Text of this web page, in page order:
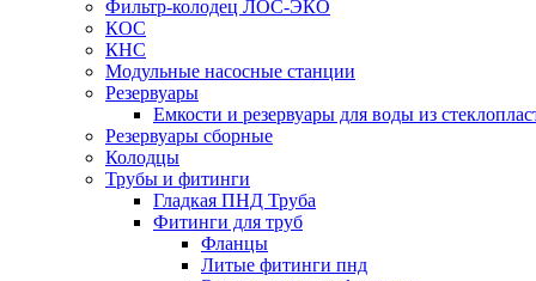
Фильтр-колодец ЛОС-ЭКО
КОС
КНС
Модульные насосные станции
Резервуары
Емкости и резервуары для воды из
Резервуары сборные
Колодцы
Трубы и фитинги
Гладкая ПНД Труба
Фитинги для труб
Фланцы
Литые фитинги пнд